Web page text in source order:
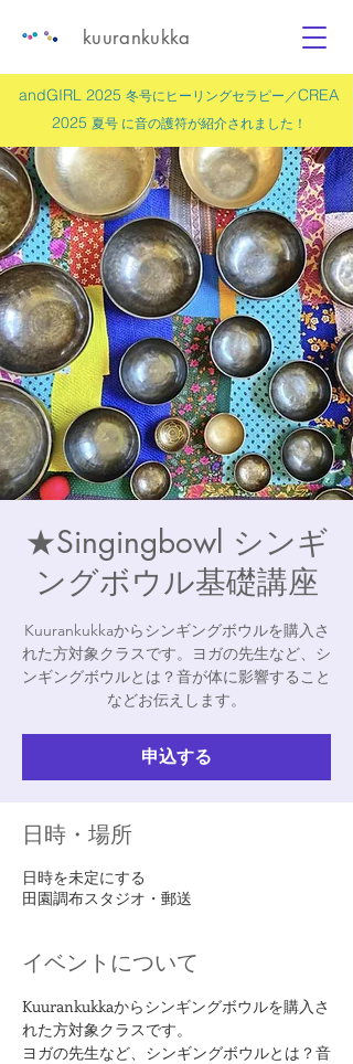
andGIRL 2025 冬号にヒーリングセラピー／CREA
2025 夏号 に音の護符が紹介されました！
kuurankukka
★Singingbowl シンギ
ングボウル基礎講座
Kuurankukkaからシンギングボウルを購入さ
れた方対象クラスです。ヨガの先生など、シ
ンギングボウルとは？音が体に影響すること
などお伝えします。
申込する
日時・場所
日時を未定にする
田園調布スタジオ・郵送
イベントについて
Kuurankukkaからシンギングボウルを購入さ
れた方対象クラスです。
ヨガの先生など、シンギングボウルとは？音